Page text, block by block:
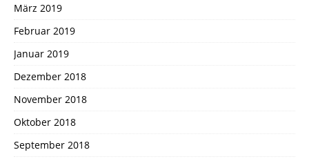
März 2019
Februar 2019
Januar 2019
Dezember 2018
November 2018
Oktober 2018
September 2018